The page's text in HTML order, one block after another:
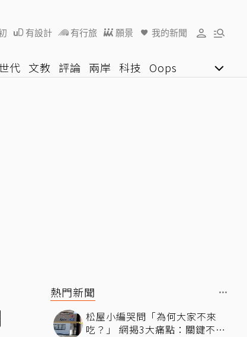
有設計 有行旅 願景 我的新聞
代 文教 評論 兩岸 科技 Oops
熱門新聞
松屋小編哭問「為何大家不來
吃？」 網揭3大痛點：關鍵不只